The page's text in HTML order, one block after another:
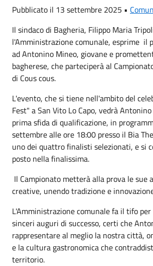
Pubblicato il 13 settembre 2025 •
Il sindaco di Bagheria, Filippo Maria
l'Amministrazione comunale, esprime il
ad Antonino Mineo, giovane e
bagherese, che parteciperà al
di Cous cous.
L'evento, che si tiene nell'ambito del
Fest" a San Vito Lo Capo, vedrà
prima sfida di qualificazione, in
settembre alle ore 18:00 presso il Bia
uno dei quattro finalisti selezionati, e si
posto nella finalissima.
Il Campionato metterà alla prova le sue
creative, unendo tradizione e
L'Amministrazione comunale fa il tifo
sinceri auguri di successo, certi che
rappresentare al meglio la nostra città,
e la cultura gastronomica che
territorio.